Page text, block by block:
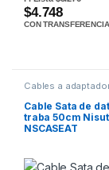
$4.748
CON TRANSFERENCIA
Cables a
Cable Sata de
traba 50cm
NSCASEAT